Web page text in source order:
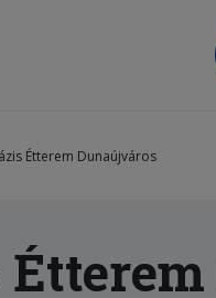
Étterem Dunaújváros